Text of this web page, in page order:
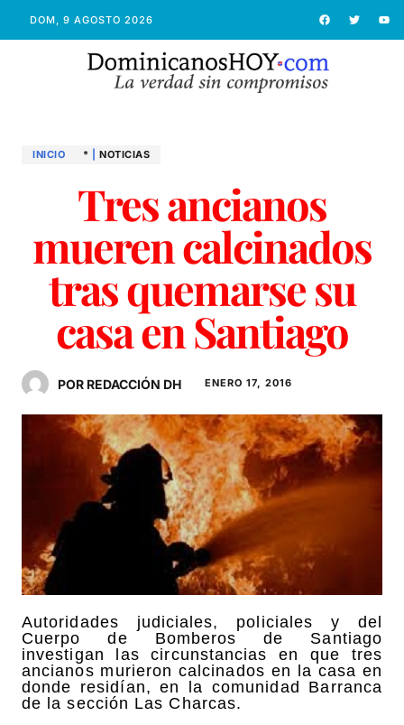
DOM, 9 AGOSTO 2026
INICIO * NOTICIAS
Tres ancianos
mueren calcinados
tras quemarse su
casa en Santiago
POR REDACCIÓN DH ENERO 17, 2016
Autoridades judiciales, policiales y del
Cuerpo de Bomberos de Santiago
investigan las circunstancias en que tres
ancianos murieron calcinados en la casa en
donde residían, en la comunidad Barranca
de la sección Las Charcas.